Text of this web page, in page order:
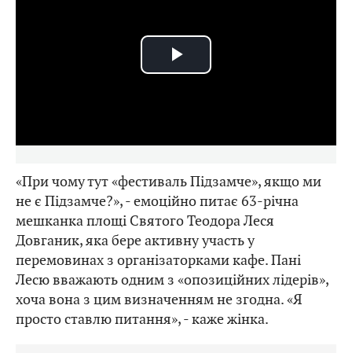
Play
«При чому тут «фестиваль Підзамче», якщо ми
не є Підзамче?», - емоційно питає 63-річна
мешканка площі Святого Теодора Леся
Довганик, яка бере активну участь у
перемовинах з організаторками кафе. Пані
Лесю вважають одним з «опозиційних лідерів»,
хоча вона з цим визначенням не згодна. «Я
просто ставлю питання», - каже жінка.